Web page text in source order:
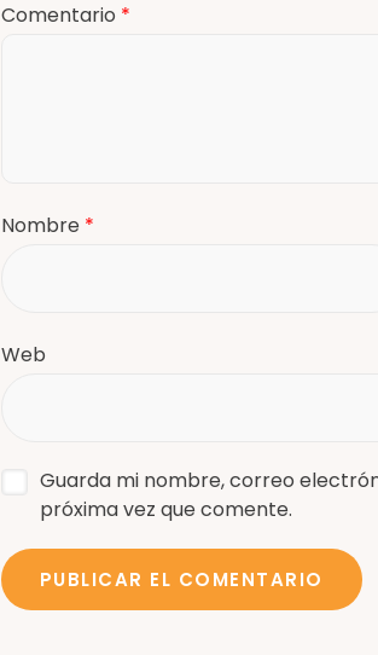
Comentario *
Nombre *
Web
Guarda mi nombre, correo
próxima vez que comente.